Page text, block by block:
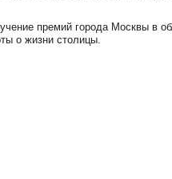
премий города Москвы в
о жизни столицы.